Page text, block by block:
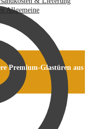
Allgemeine
Premium-Glastüren aus